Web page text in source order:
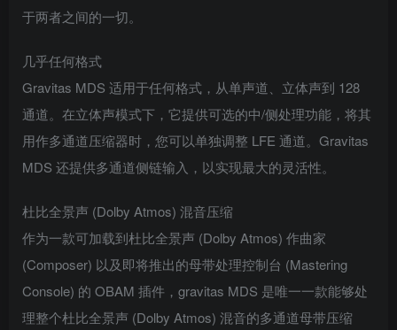
于两者之间的一切。
几乎任何格式
Gravitas MDS 适用于任何格式，从单声道、立体声到 128
通道。在立体声模式下，它提供可选的中/侧处理功能，将其
用作多通道压缩器时，您可以单独调整 LFE 通道。Gravitas
MDS 还提供多通道侧链输入，以实现最大的灵活性。
杜比全景声 (Dolby Atmos) 混音压缩
作为一款可加载到杜比全景声 (Dolby Atmos) 作曲家
(Composer) 以及即将推出的母带处理控制台 (Mastering
Console) 的 OBAM 插件，gravitas MDS 是唯一一款能够处
理整个杜比全景声 (Dolby Atmos) 混音的多通道母带压缩